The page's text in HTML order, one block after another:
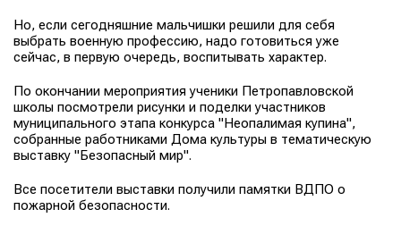
Но, если сегодняшние мальчишки решили для себя
выбрать военную профессию, надо готовиться уже
сейчас, в первую очередь, воспитывать характер.
По окончании мероприятия ученики Петропавловской
школы посмотрели рисунки и поделки участников
муниципального этапа конкурса "Неопалимая купина",
собранные работниками Дома культуры в тематическую
выставку "Безопасный мир".
Все посетители выставки получили памятки ВДПО о
пожарной безопасности.